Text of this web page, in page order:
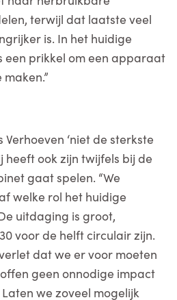
terwijl dat laatste veel
is. In het huidige
een prikkel om een apparaat
‘niet de sterkste
heeft ook zijn twijfels bij de
gaat spelen. “We
welke rol het huidige
uitdaging is groot,
voor de helft circulair zijn.
dat we er voor moeten
geen onnodige impact
we zoveel mogelijk